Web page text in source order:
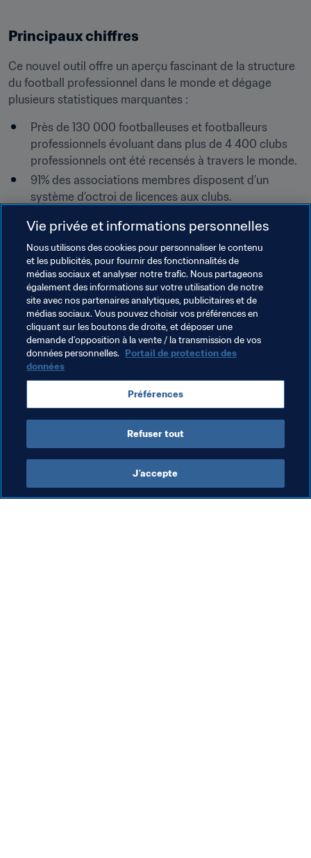
Principaux chiffres
Ce nouvel outil offre un aperçu fascinant de la structure
du football professionnel dans le monde et dégage
plusieurs statistiques marquantes :
Près de 130 000 footballeuses et footballeurs
professionnels évoluant dans plus de 4 400 clubs
professionnels ont été recensés à travers le monde.
91% des associations membres disposent d’un
système d’octroi de licences aux clubs.
division sont organisées par la fédération
concernée.
54% des compétitions nationales se déroulent sous
forme de championnat traditionnel avec matches
aller-retour.
88% des organisateurs de compétition négocient la
vente des droits TV sur une base collective.
Thèmes en lien
Légal Organisation
Vie privée et informations personnelles
Nous utilisons des cookies pour personnaliser le contenu
et les publicités, pour fournir des fonctionnalités de
médias sociaux et analyser notre trafic. Nous partageons
également des informations sur votre utilisation de notre
site avec nos partenaires analytiques, publicitaires et de
médias sociaux. Vous pouvez choisir vos préférences en
cliquant sur les boutons de droite, et déposer une
demande d’opposition à la vente / la transmission de vos
données personnelles. Portail de protection des
données
Préférences
Refuser tout
J’accepte